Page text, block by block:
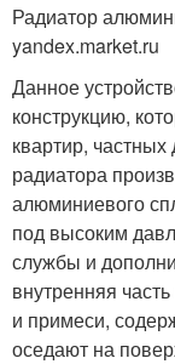
Радиатор
yandex.market.ru
Данное
конструкцию,
квартир,
радиатора
алюминиевого
под высоким
службы и
внутренняя
и примеси,
оседают на